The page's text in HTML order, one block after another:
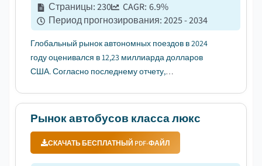
Страницы:230 CAGR: 6.9%
Период прогнозирования:2025 - 2034
Глобальный рынок автономных поездов в 2024
году оценивался в 12,23 миллиарда долларов
США. Согласно последнему отчету,
долларов США в 2025 году до 23,73 миллиарда
долларов США в 2034 году, при среднегодовом ...
Рынок автобусов класса люкс
СКАЧАТЬ БЕСПЛАТНЫЙ PDF-ФАЙЛ